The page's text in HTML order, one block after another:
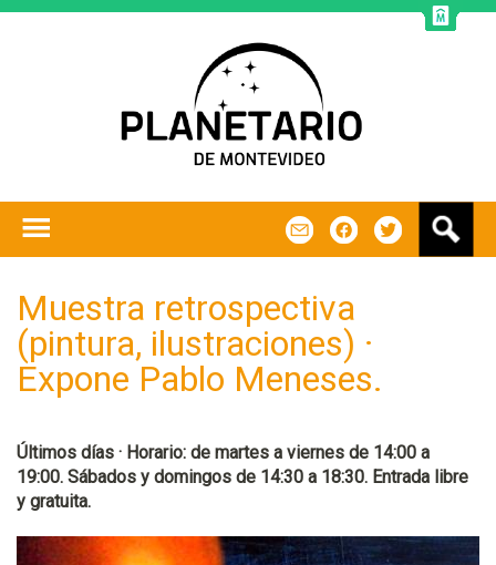
Muestra retrospectiva
(pintura, ilustraciones) ·
Expone Pablo Meneses.
Últimos días · Horario: de martes a viernes de 14:00 a
19:00. Sábados y domingos de 14:30 a 18:30. Entrada libre
y gratuita.
s